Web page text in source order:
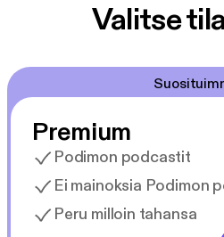
Valitse
Premium
Podimon podcastit
Ei mainoksia Podimon
Peru milloin tahansa